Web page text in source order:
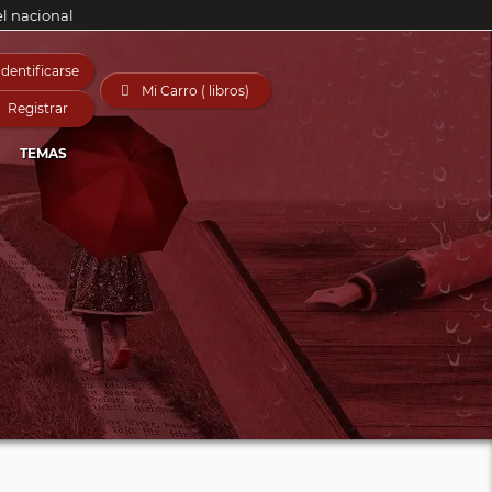
nacional
Registrar
 Mi Carro ( libros)
TEMAS